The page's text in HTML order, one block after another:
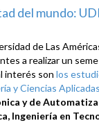
del mundo:
de Las
a realizar un
interés son los
y Ciencias Aplicadas
y de
Ingeniería en